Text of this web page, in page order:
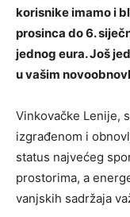
korisnike imamo i
prosinca do 6.
jednog eura. Još
u vašim
Vinkovačke Lenije,
izgrađenom i
status najvećeg
prostorima, a
vanjskih sadržaja